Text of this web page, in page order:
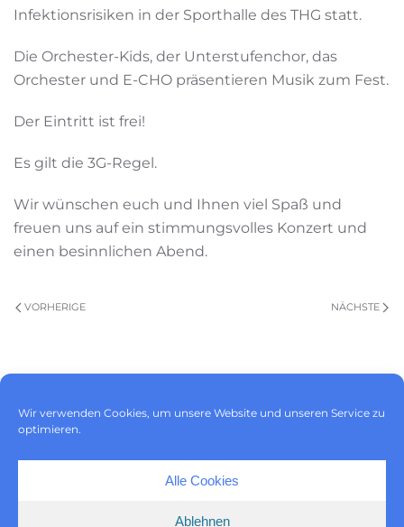
Wir verwenden Cookies, um unsere Website und unseren Service zu
optimieren.
Alle Cookies
Ablehnen
Infektionsrisiken in der Sporthalle des THG statt.
Die Orchester-Kids, der Unterstufenchor, das
Orchester und E-CHO präsentieren Musik zum Fest.
Der Eintritt ist frei!
Es gilt die 3G-Regel.
Wir wünschen euch und Ihnen viel Spaß und
freuen uns auf ein stimmungsvolles Konzert und
einen besinnlichen Abend.
VORHERIGE NÄCHSTE
Cookie-Richtlinie (EU)